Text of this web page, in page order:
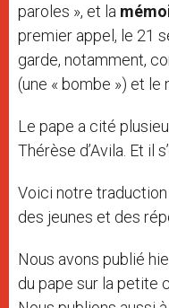
paroles », et la
premier appel, le 21
garde, notamment,
(une « bombe ») et le
Le pape a cité
Thérèse d’Avila. Et il
Voici notre
des jeunes et des
Nous avons publié
du pape sur la petite